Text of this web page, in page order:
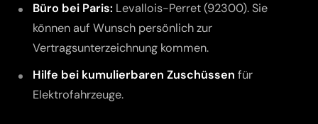
Büro bei Paris: Levallois-Perret (92300). Sie
können auf Wunsch persönlich zur
Vertragsunterzeichnung kommen.
Hilfe bei kumulierbaren Zuschüssen für
Elektrofahrzeuge.